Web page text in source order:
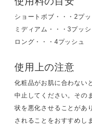
ショートボブ・・・2プッ
ミディアム・・・3プッシ
ロング・・・4プッシュ
使用上の注意
化粧品がお肌に合わない
中止してください。その
状を悪化させることがあ
されることをおすすめし